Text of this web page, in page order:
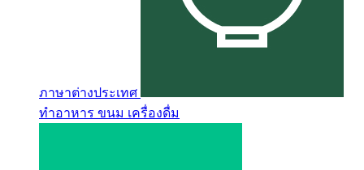
ภาษาต่างประเทศ
ทำอาหาร ขนม เครื่องดื่ม